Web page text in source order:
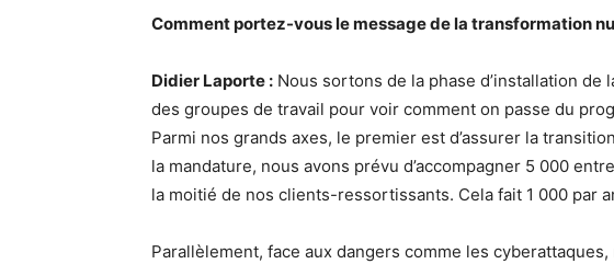
Comment portez-vous le message de la transformation
Didier Laporte : Nous sortons de la phase d’installation de
des groupes de travail pour voir comment on passe du
Parmi nos grands axes, le premier est d’assurer la
la mandature, nous avons prévu d’accompagner 5 000
la moitié de nos clients-ressortissants. Cela fait 1 000 par
Parallèlement, face aux dangers comme les